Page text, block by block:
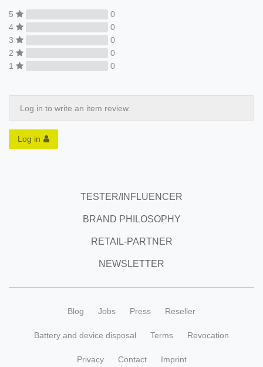
5
0
4
0
3
0
2
0
1
0
Log in to write an item review.
Log in
TESTER/INFLUENCER
BRAND PHILOSOPHY
RETAIL-PARTNER
NEWSLETTER
Blog Jobs Press Reseller
Battery and device disposal Terms Revocation
Privacy Contact Imprint